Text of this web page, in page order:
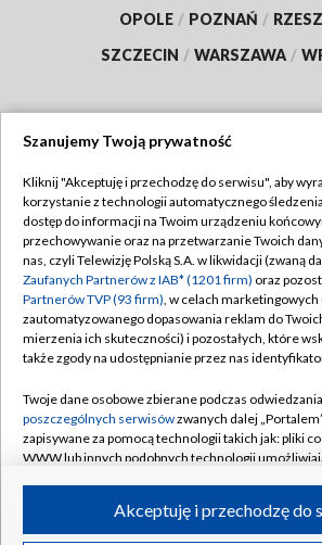
OPOLE / POZNAŃ /
SZCZECIN / WARSZAWA /
TVP
Abonament TVP
Emisja w TVP
Centrum informacji TVP
Naziemna Telewizja Cyfrowa
Rada Programowa
System NOS
Informacje o nadawcy
Program dla prasy
Regulamin TVP
Polityka
Moje zgody
Pomoc
Kontakt
Kanały
Szanujemy Twoją prywatność
Kliknij "Akceptuję i przechodzę do serwisu", aby
korzystanie z technologii automatycznego
dostęp do informacji na Twoim urządzeniu
przechowywanie oraz na przetwarzanie Twoich
nas, czyli Telewizję Polską S.A. w likwidacji (zwaną
Zaufanych Partnerów z IAB* (1201 firm) oraz
Partnerów TVP (93 firm), w celach marketingowych
zautomatyzowanego dopasowania reklam do
mierzenia ich skuteczności) i pozostałych, które
także zgody na udostępnianie przez nas
Twoje dane osobowe zbierane podczas
poszczególnych serwisówzwanych dalej
zapisywane za pomocą technologii takich jak: pliki
WWW lub innych podobnych technologii
ruchu w Internecie.Akceptuję i przechodzę do